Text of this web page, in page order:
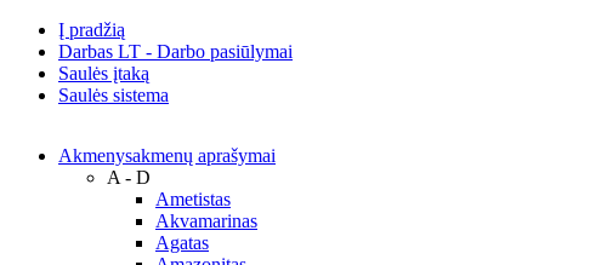
Į pradžią
Darbas LT - Darbo pasiūlymai
Saulės įtaką
Saulės sistema
Akmenysakmenų aprašymai
A - D
Ametistas
Akvamarinas
Agatas